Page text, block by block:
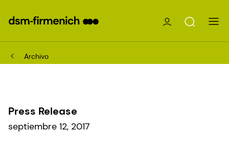
Archivo
Press Release
septiembre 12, 2017